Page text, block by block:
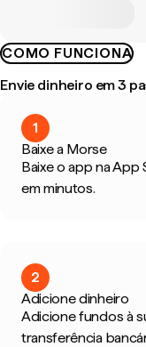
COMO FUNCIONA
Envie dinheiro em 3
1
Baixe a Morse
Baixe o app na
em minutos.
2
Adicione dinheiro
Adicione fundos à
transferência